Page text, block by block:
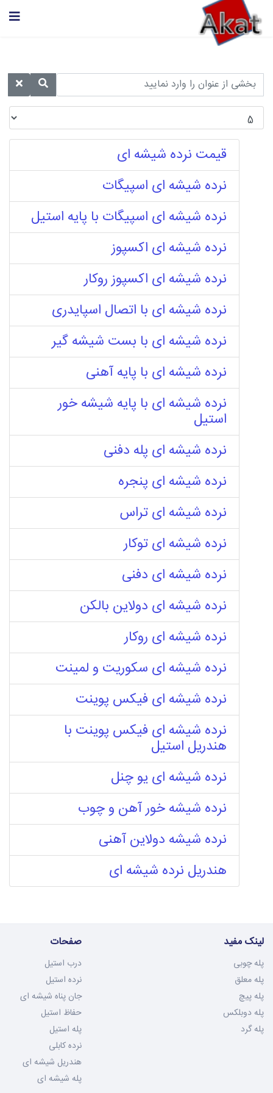
قیمت نرده شیشه ای
نرده شیشه ای اسپیگات
نرده شیشه ای اسپیگات با پایه استیل
نرده شیشه ای اکسپوز
نرده شیشه ای اکسپوز روکار
نرده شیشه ای با اتصال اسپایدری
نرده شیشه ای با بست شیشه گیر
نرده شیشه ای با پایه آهنی
نرده شیشه ای با پایه شیشه خور
استیل
نرده شیشه ای پله دفنی
نرده شیشه ای پنجره
نرده شیشه ای تراس
نرده شیشه ای توکار
نرده شیشه ای دفنی
نرده شیشه ای دولاین بالکن
نرده شیشه ای روکار
نرده شیشه ای سکوریت و لمینت
نرده شیشه ای فیکس پوینت
نرده شیشه ای فیکس پوینت با
هندریل استیل
نرده شیشه ای یو چنل
نرده شیشه خور آهن و چوب
نرده شیشه دولاین آهنی
هندریل نرده شیشه ای
لینک مفید
پله چوبی
پله معلق
پله پیچ
پله دوبلکس
پله گرد
صفحات
درب استیل
نرده استیل
جان پناه شیشه ای
حفاظ استیل
پله استیل
نرده کابلی
هندریل شیشه ای
پله شیشه ای